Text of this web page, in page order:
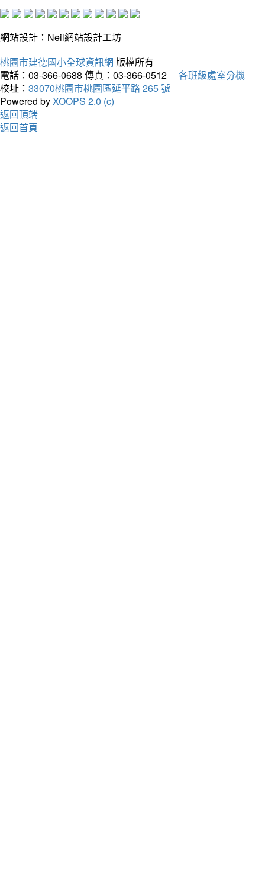
網站設計：Neil網站設計工坊
桃園市建德國小全球資訊網 版權所有
電話：03-366-0688 傳真：03-366-0512
各班級處室分機
校址： 33070桃園市桃園區延平路 265 號
Powered byXOOPS 2.0 (c)
返回頂端
返回首頁